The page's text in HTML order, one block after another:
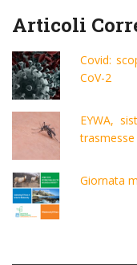
Articoli
Covid:
CoV-2
EYWA,
trasmesse
Giornata